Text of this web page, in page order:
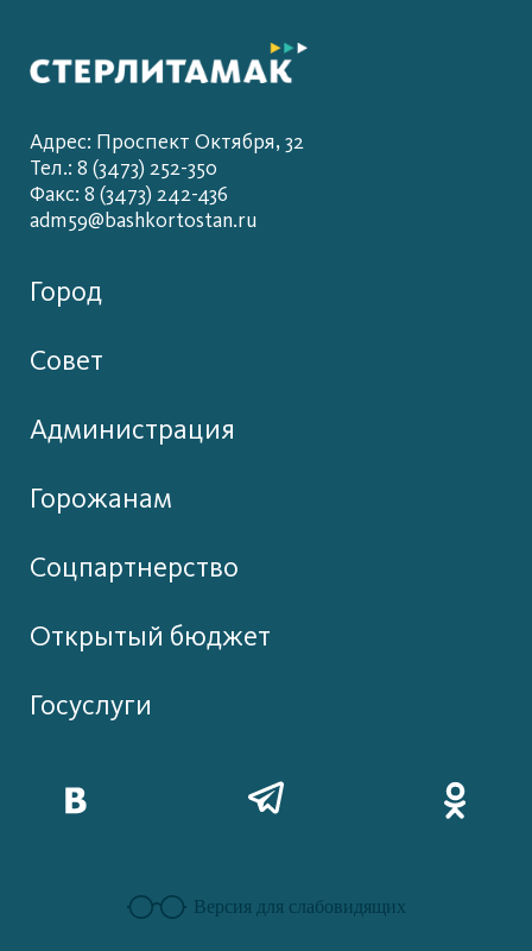
Адрес: Проспект Октября, 32
Тел.: 8 (3473) 252-350
Факс: 8 (3473) 242-436
adm59@bashkortostan.ru
Город
Совет
Администрация
Горожанам
Соцпартнерство
Открытый бюджет
Госуслуги
Версия для слабовидящих